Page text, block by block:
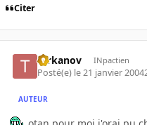
Citer
tarkanov INpactien
Posté(e) le 21 janvier 2004
AUTEUR